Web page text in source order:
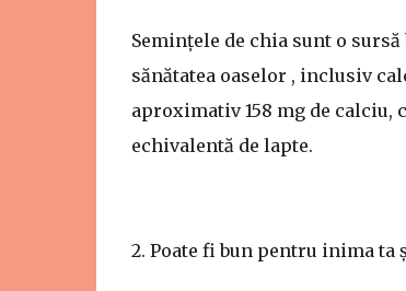
Semințele de chia sunt o
sănătatea oaselor , inclusiv
aproximativ 158 mg de calciu,
echivalentă de lapte.
2. Poate fi bun pentru inima ta